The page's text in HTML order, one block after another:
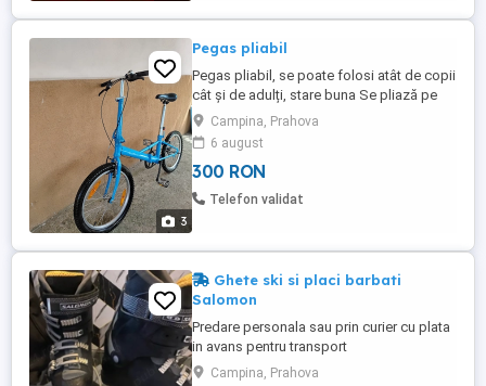
3
Pegas pliabil
Pegas pliabil, se poate folosi atât de copii
cât și de adulți, stare buna Se pliază pe
jumătate, încape foarte ușor în portbagaj.
Preț 300 lei Telefon
Campina, Prahova
6 august
300 RON
Telefon validat
Ghete ski si placi barbati
Salomon
Predare personala sau prin curier cu plata
in avans pentru transport
Campina, Prahova